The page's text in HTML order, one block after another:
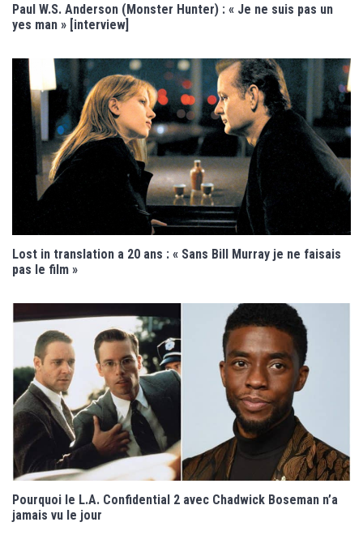
Paul W.S. Anderson (Monster Hunter) : « Je ne suis pas un
yes man » [interview]
Lost in translation a 20 ans : « Sans Bill Murray je ne faisais
pas le film »
Pourquoi le L.A. Confidential 2 avec Chadwick Boseman n’a
jamais vu le jour